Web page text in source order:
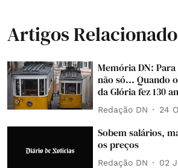
Artigos
Memória DN:
não só... Quando
da Glória fez 130
Redação DN 24
Sobem salários,
os preços
Redação DN 02